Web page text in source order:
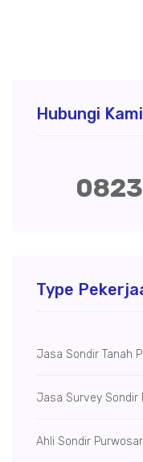
Hubungi Kami
Type
Jasa Sondir Tanah
Jasa Survey Sondir
Ahli Sondir